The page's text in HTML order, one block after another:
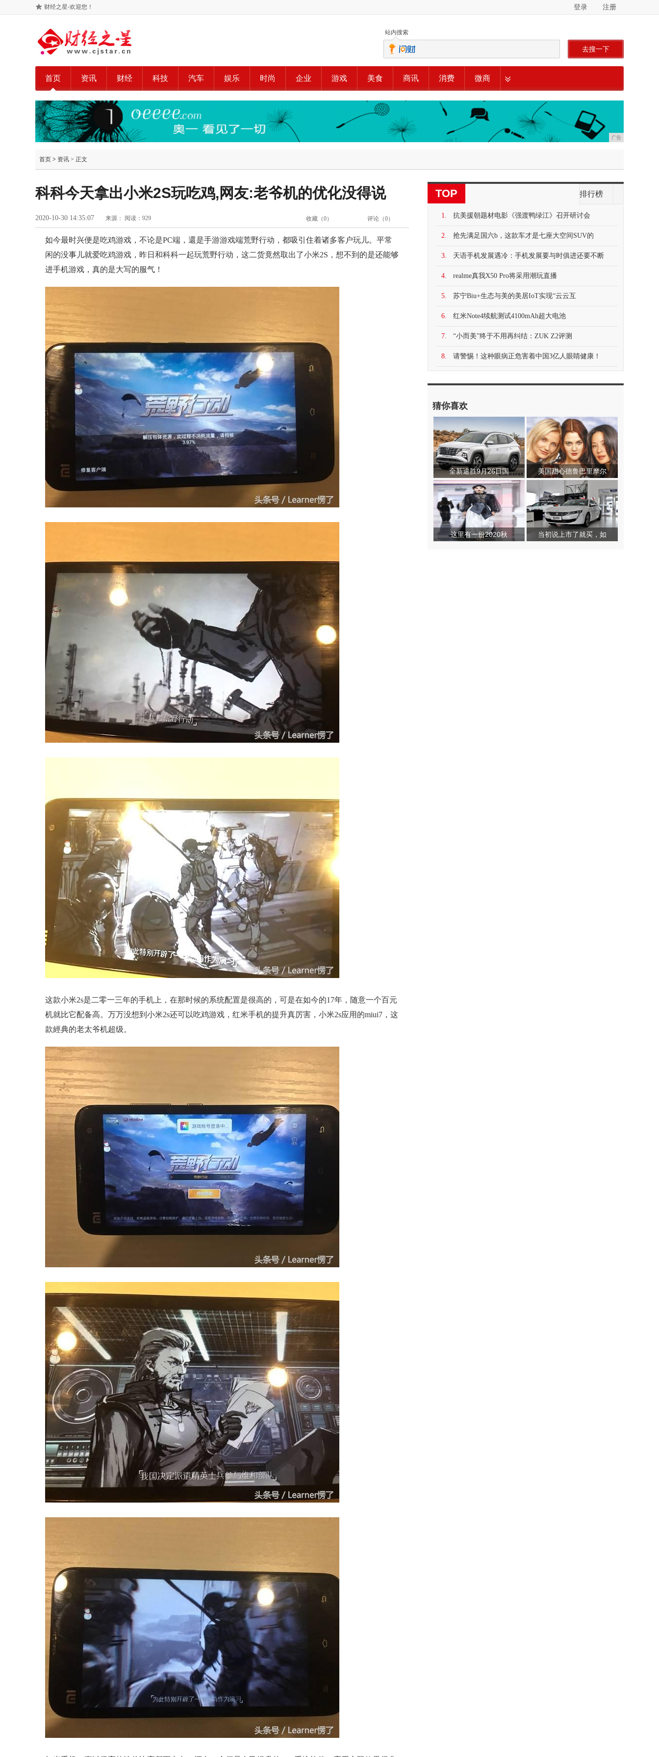
财经之星-欢迎您！ 登录 注册
站内搜索
去搜一下
首页 资讯 财经 科技 汽车 娱乐 时尚 企业 游戏 美食 商讯 消费 微商
广告
首页 > 资讯 > 正文
科科今天拿出小米2S玩吃鸡,网友:老爷机的优化没得说
2020-10-30 14:35:07 来源： 阅读：929 评论（0）
收藏（0）
如今最时兴便是吃鸡游戏，不论是PC端，還是手游游戏端荒野行动，都吸引住着诸多客户玩儿。平常
闲的没事儿就爱吃鸡游戏，昨日和科科一起玩荒野行动，这二货竟然取出了小米2S，想不到的是还能够
进手机游戏，真的是大写的服气！
这款小米2s是二零一三年的手机上，在那时候的系统配置是很高的，可是在如今的17年，随意一个百元
机就比它配备高。万万没想到小米2s还可以吃鸡游戏，红米手机的提升真厉害，小米2s应用的miui7，这
款經典的老太爷机超级。
TOP 排行榜
1. 抗美援朝题材电影《强渡鸭绿江》召开研讨会
2. 抢先满足国六b，这款车才是七座大空间SUV的
3. 天语手机发展遇冷：手机发展要与时俱进还要不断
4. realme真我X50 Pro将采用潮玩直播
5. 苏宁Biu+生态与美的美居IoT实现“云云互
6. 红米Note4续航测试4100mAh超大电池
7. “小而美”终于不用再纠结：ZUK Z2评测
8. 请警惕！这种眼病正危害着中国3亿人眼睛健康！
猜你喜欢
全新途胜9月26日国 美国甜心德鲁巴里摩尔
这里有一份2020秋 当初说上市了就买，如